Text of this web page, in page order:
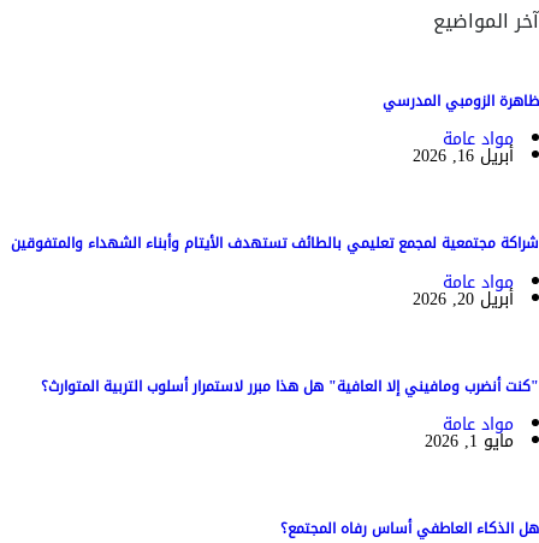
آخر المواضيع
ظاهرة الزومبي المدرسي
مواد عامة
أبريل 16, 2026
شراكة مجتمعية لمجمع تعليمي بالطائف تستهدف الأيتام وأبناء الشهداء والمتفوقين
مواد عامة
أبريل 20, 2026
"كنت أنضرب ومافيني إلا العافية" هل هذا مبرر لاستمرار أسلوب التربية المتوارث؟
مواد عامة
مايو 1, 2026
هل الذكاء العاطفي أساس رفاه المجتمع؟